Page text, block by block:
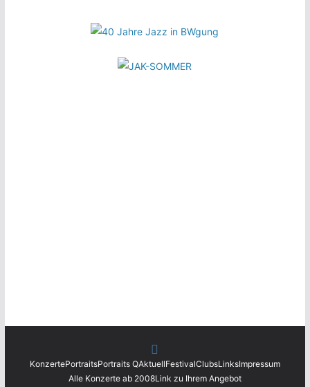
KonzertePortraitsPortraits QAktuellFestivalClubsLinksImpressum
Alle Konzerte ab 2008Link zu Ihrem Angebot